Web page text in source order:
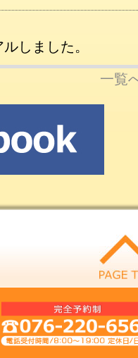
しました。
一覧